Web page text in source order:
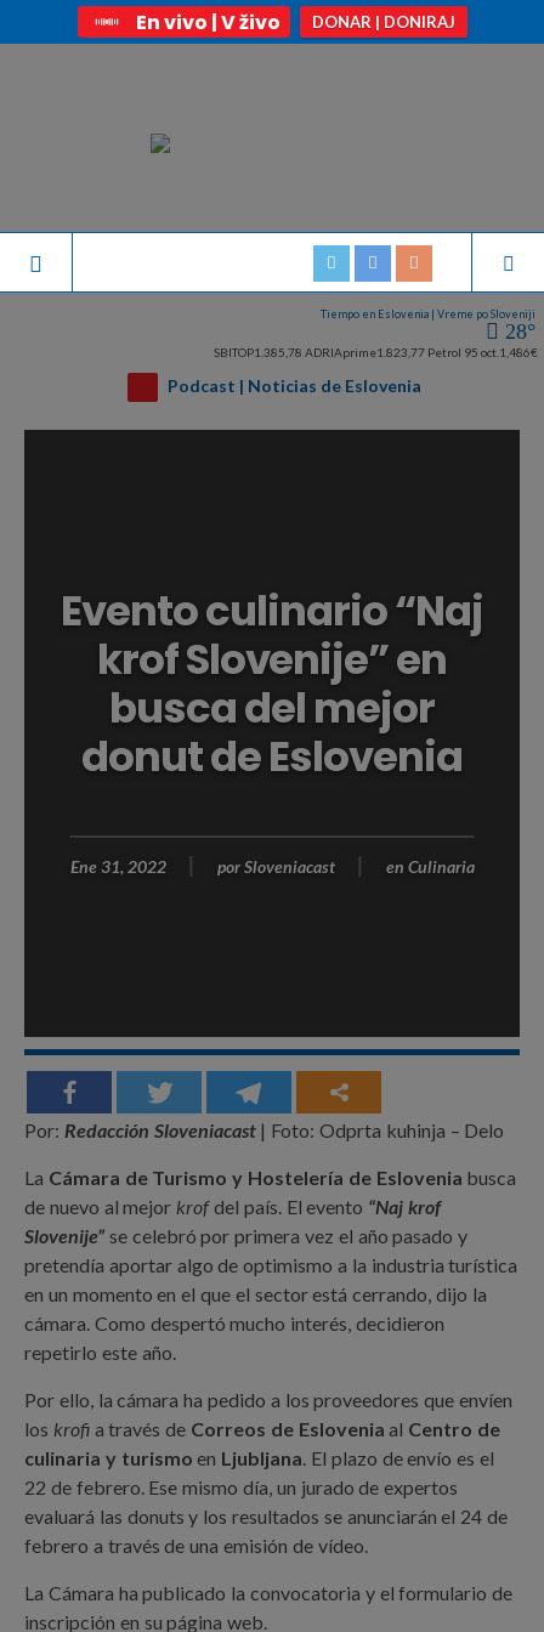
En vivo | V živo DONAR | DONIRAJ
Tiempo en Eslovenia | Vreme po Sloveniji
28°
SBITOP1.385,78 ADRIAprime1.823,77 Petrol 95 oct. 1,486€
Podcast | Noticias de Eslovenia
Evento culinario “Naj
krof Slovenije” en
busca del mejor
donut de Eslovenia
Ene 31, 2022 por Sloveniacast en Culinaria
Por: Redacción Sloveniacast| Foto: Odprta kuhinja – Delo
La Cámara de Turismo y Hostelería de Eslovenia busca
de nuevo al mejor krofdel país. El evento “Naj krof
Slovenije” se celebró por primera vez el año pasado y
pretendía aportar algo de optimismo a la industria turística
en un momento en el que el sector está cerrando, dijo la
cámara. Como despertó mucho interés, decidieron
repetirlo este año.
Por ello, la cámara ha pedido a los proveedores que envíen
los krofia través de Correos de Eslovenia al Centro de
culinaria y turismo en Ljubljana. El plazo de envío es el
22 de febrero. Ese mismo día, un jurado de expertos
evaluará las donuts y los resultados se anunciarán el 24 de
febrero a través de una emisión de vídeo.
La Cámara ha publicado la convocatoria y el formulario de
inscripción en su página web.